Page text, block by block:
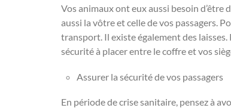
Vos animaux ont eux aussi besoin d’être
aussi la vôtre et celle de vos passagers.
transport. Il existe également des
sécurité à placer entre le coffre et vos
Assurer la sécurité de vos passagers
En période de crise sanitaire, pensez à